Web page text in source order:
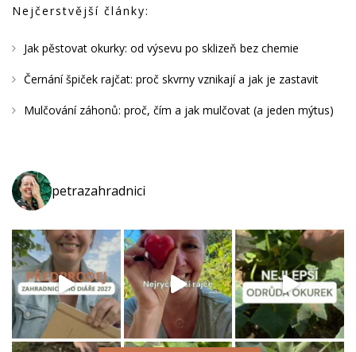
Nejčerstvější články:
Jak pěstovat okurky: od výsevu po sklizeň bez chemie
Černání špiček rajčat: proč skvrny vznikají a jak je zastavit
Mulčování záhonů: proč, čím a jak mulčovat (a jeden mýtus)
petrazahradnici